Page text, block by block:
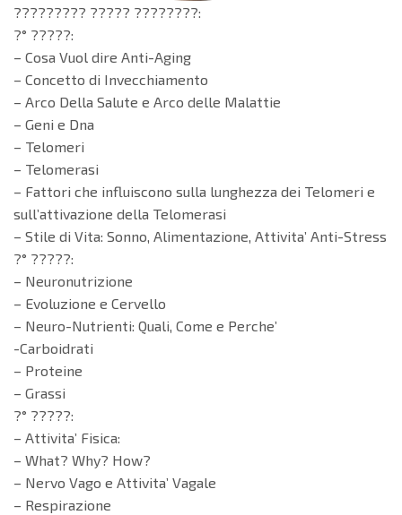
????????? ????? ????????:
?° ?????:
– Cosa Vuol dire Anti-Aging
– Concetto di Invecchiamento
– Arco Della Salute e Arco delle Malattie
– Geni e Dna
– Telomeri
– Telomerasi
– Fattori che influiscono sulla lunghezza dei Telomeri e
sull’attivazione della Telomerasi
– Stile di Vita: Sonno, Alimentazione, Attivita’ Anti-Stress
?° ?????:
– Neuronutrizione
– Evoluzione e Cervello
– Neuro-Nutrienti: Quali, Come e Perche’
-Carboidrati
– Proteine
– Grassi
?° ?????:
– Attivita’ Fisica:
– What? Why? How?
– Nervo Vago e Attivita’ Vagale
– Respirazione